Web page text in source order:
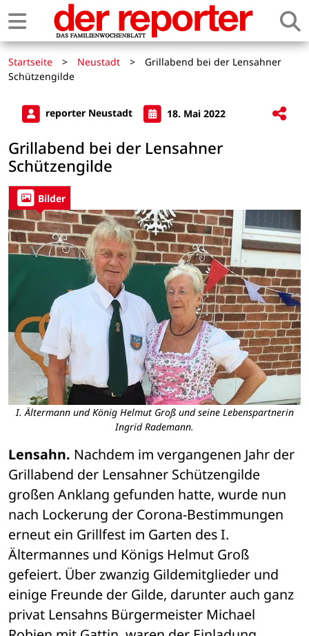
Startseite > Neustadt >
Grillabend bei der Lensahner
Schützengilde
reporter Neustadt 18. Mai 2022
Grillabend bei der Lensahner
Schützengilde
Bilder
I. Ältermann und König Helmut Groß und seine Lebenspartnerin
Ingrid Rademann.
Lensahn. Nachdem im vergangenen Jahr der
Grillabend der Lensahner Schützengilde
großen Anklang gefunden hatte, wurde nun
nach Lockerung der Corona-Bestimmungen
erneut ein Grillfest im Garten des I.
Ältermannes und Königs Helmut Groß
gefeiert. Über zwanzig Gildemitglieder und
einige Freunde der Gilde, darunter auch ganz
privat Lensahns Bürgermeister Michael